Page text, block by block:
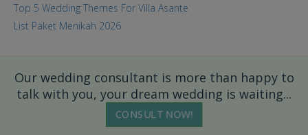
Top 5 Wedding Themes For Villa Asante
List Paket Menikah 2026
Our wedding consultant is more than happy to
talk with you, your dream wedding is waiting...
CONSULT NOW!